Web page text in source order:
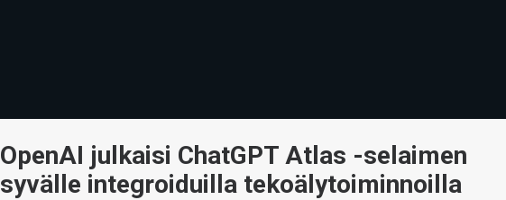
OpenAI julkaisi ChatGPT Atlas -selaimen
syvälle integroiduilla tekoälytoiminnoilla